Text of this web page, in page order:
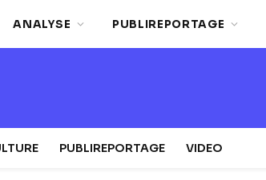
ANALYSE PUBLIREPORTAGE
PUBLIREPORTAGE VIDEO